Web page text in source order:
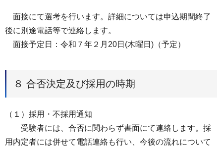
面接にて選考を行います。詳細については申込期間終了
後に別途電話等で連絡します。
面接予定日：令和７年２月20日(木曜日)（予定）
８ 合否決定及び採用の時期
（１）採用・不採用通知
受験者には、合否に関わらず書面にて連絡します。採
用内定者には併せて電話連絡も行い、今後の流れについて